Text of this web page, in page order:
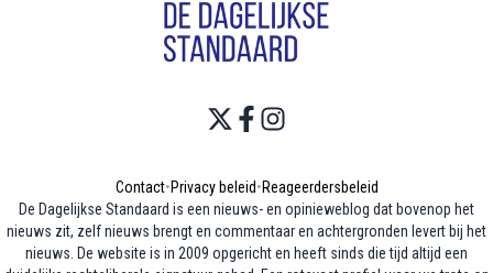
Contact•Privacy beleid•Reageerdersbeleid
De Dagelijkse Standaard is een nieuws- en opinieweblog dat bovenop het
nieuws zit, zelf nieuws brengt en commentaar en achtergronden levert bij het
nieuws. De website is in 2009 opgericht en heeft sinds die tijd altijd een